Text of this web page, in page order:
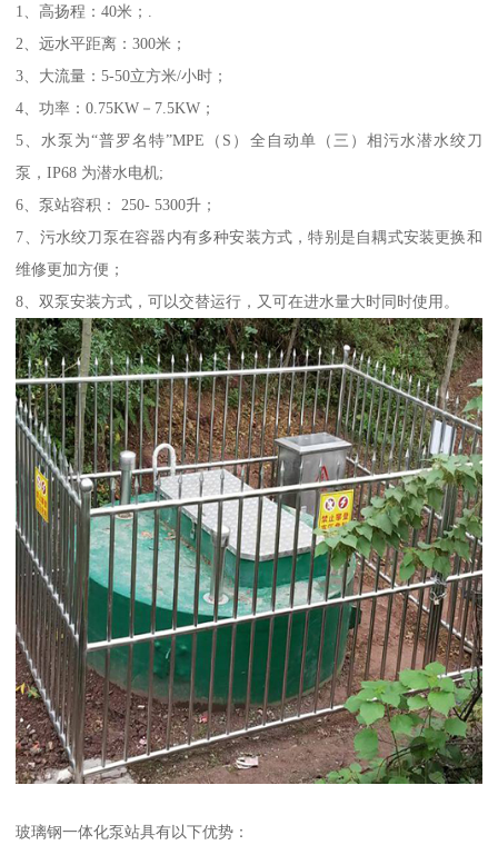
1、高扬程：40米；.
2、远水平距离：300米；
3、大流量：5-50立方米/小时；
4、功率：0.75KW－7.5KW；
5、水泵为“普罗名特”MPE（S）全自动单（三）相污水潜水绞刀
泵，IP68 为潜水电机;
6、泵站容积： 250- 5300升；
7、污水绞刀泵在容器内有多种安装方式，特别是自耦式安装更换和
维修更加方便；
8、双泵安装方式，可以交替运行，又可在进水量大时同时使用。
玻璃钢一体化泵站具有以下优势：